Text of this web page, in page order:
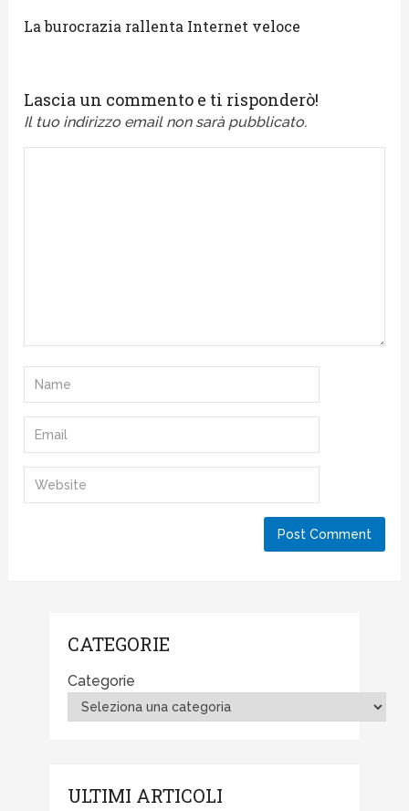
La burocrazia rallenta Internet veloce
Lascia un commento e ti risponderò!
Il tuo indirizzo email non sarà pubblicato.
CATEGORIE
Categorie
ULTIMI ARTICOLI